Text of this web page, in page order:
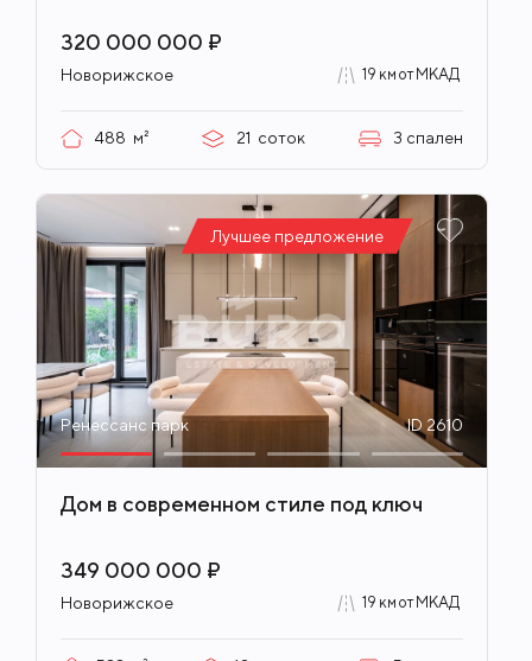
320 000 000 ₽
Новорижское 19 км от МКАД
488 м² 21 соток 3 спален
Лучшее предложение
Ренессанс парк ID 2610
Дом в современном стиле под ключ
349 000 000 ₽
Новорижское 19 км от МКАД